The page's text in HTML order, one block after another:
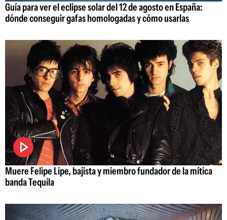
Guía para ver el eclipse solar del 12 de agosto en España:
dónde conseguir gafas homologadas y cómo usarlas
Muere Felipe Lipe, bajista y miembro fundador de la mítica
banda Tequila